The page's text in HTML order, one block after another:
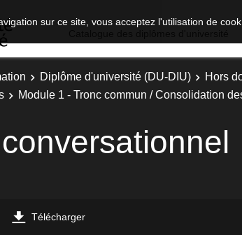
sur ce site, vous acceptez l'utilisation de
Diplôme d'université (DU-DIU) Hors
Module 1 - Tronc commun / Consolidation
Télécharger